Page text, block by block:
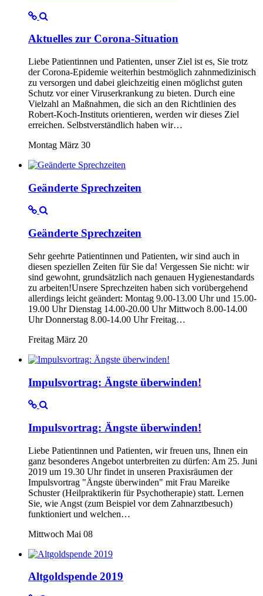
Aktuelles zur Corona-Situation
Liebe Patientinnen und Patienten, unser Ziel ist es, Sie trotz
der Corona-Epidemie weiterhin bestmöglich zahnmedizinisch
zu versorgen und dabei gleichzeitig einen möglichst guten
Schutz vor einer Viruserkrankung zu bieten. Durch eine
Vielzahl an Maßnahmen, die sich an den Richtlinien des
Robert-Koch-Instituts orientieren, werden wir dieses Ziel
erreichen. Selbstverständlich haben wir…
Montag März 30
Geänderte Sprechzeiten
Geänderte Sprechzeiten
Sehr geehrte Patientinnen und Patienten, wir sind auch in
diesen speziellen Zeiten für Sie da! Vergessen Sie nicht: wir
sind gewohnt, grundsätzlich nach genauen Hygienestandards
zu arbeiten!Unsere Sprechzeiten haben sich vorübergehend
allerdings leicht geändert: Montag 9.00-13.00 Uhr und 15.00-
19.00 Uhr Dienstag 14.00-20.00 Uhr Mittwoch 8.00-14.00
Uhr Donnerstag 8.00-14.00 Uhr Freitag…
Freitag März 20
Impulsvortrag: Ängste überwinden!
Impulsvortrag: Ängste überwinden!
Liebe Patientinnen und Patienten, wir freuen uns, Ihnen ein
ganz besonderes Angebot unterbreiten zu dürfen: Am 25. Juni
2019 um 19.30 Uhr findet in unseren Praxisräumen der
Impulsvortrag "Ängste überwinden" mit Frau Mareike
Schuster (Heilpraktikerin für Psychotherapie) statt. Lernen
Sie, wie Angst (zum Beispiel vor dem Zahnarztbesuch)
funktioniert und welchen…
Mittwoch Mai 08
Altgoldspende 2019